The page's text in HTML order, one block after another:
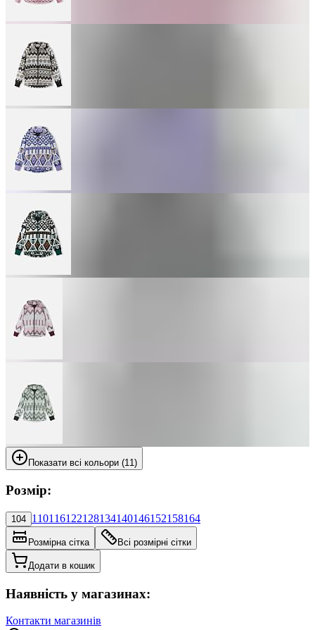
Показати всі кольори (11)
Розмір:
104 110116122128134140146152158164
Розмірна сітка Всі розмірні сітки
Додати в кошик
Наявність у магазинах:
Контакти магазинів